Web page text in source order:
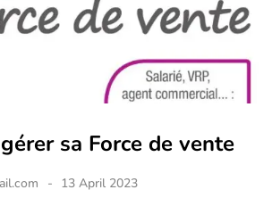
sa Force de vente
13 April 2023